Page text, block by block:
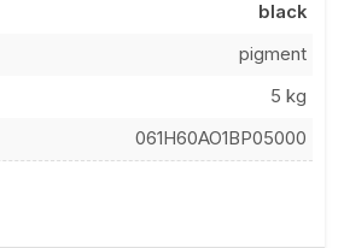
black
pigment
5 kg
061H60AO1BP05000